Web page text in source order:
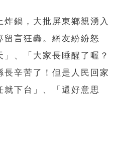
鍋，大批屏東鄉親湧入
留言狂轟。網友紛紛怒
、「大家長睡醒了喔？
長辛苦了！但是人民回家
就下台」、「還好意思